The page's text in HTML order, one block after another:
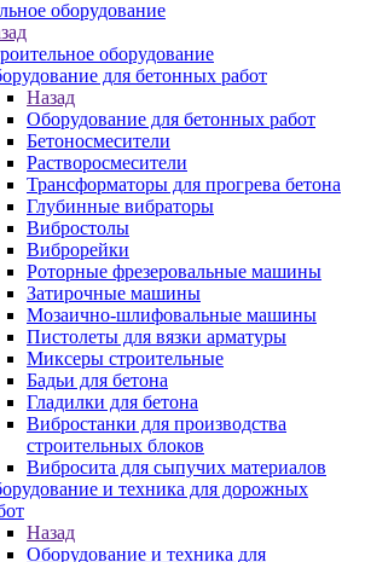
оборудование
оборудование
для бетонных работ
Назад
Оборудование для бетонных работ
Бетоносмесители
Растворосмесители
Трансформаторы для прогрева бетона
Глубинные вибраторы
Вибростолы
Виброрейки
Роторные фрезеровальные машины
Затирочные машины
Мозаично-шлифовальные машины
Пистолеты для вязки арматуры
Миксеры строительные
Бадьи для бетона
Гладилки для бетона
Вибростанки для производства
строительных блоков
Вибросита для сыпучих материалов
и техника для дорожных
Назад
Оборудование и техника для